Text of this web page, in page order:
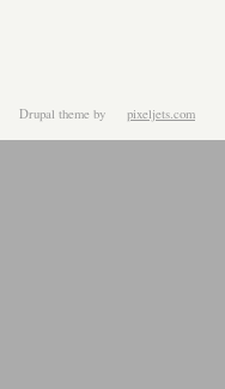
Drupal theme by pixeljets.com